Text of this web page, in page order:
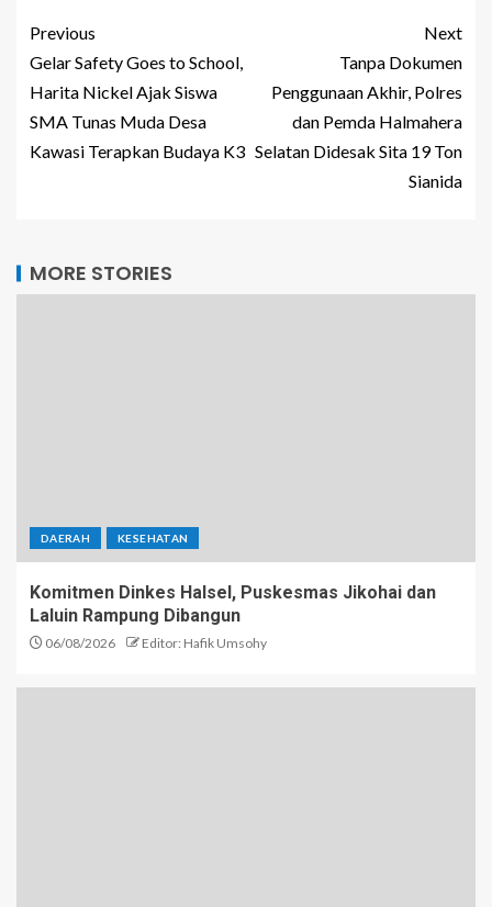
Previous
Gelar Safety Goes to School,
Harita Nickel Ajak Siswa
SMA Tunas Muda Desa
Kawasi Terapkan Budaya K3
Next
Tanpa Dokumen
Penggunaan Akhir, Polres
dan Pemda Halmahera
Selatan Didesak Sita 19 Ton
Sianida
MORE STORIES
DAERAH KESEHATAN
Komitmen Dinkes Halsel, Puskesmas Jikohai dan
Laluin Rampung Dibangun
06/08/2026 Editor: Hafik Umsohy